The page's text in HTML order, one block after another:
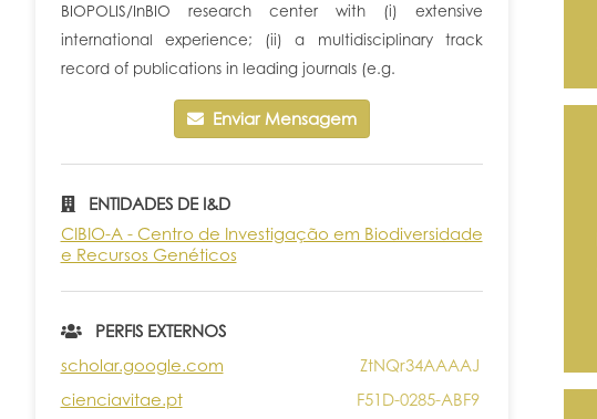
BIOPOLIS/InBIO research center with (i) extensive
international experience; (ii) a multidisciplinary track
record of publications in leading journals (e.g.
Enviar Mensagem
ENTIDADES DE I&D
CIBIO-A - Centro de Investigação em Biodiversidade
e Recursos Genéticos
PERFIS EXTERNOS
scholar.google.com
ZtNQr34AAAAJ
cienciavitae.pt
F51D-0285-ABF9